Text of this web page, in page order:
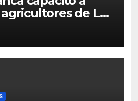
de La
manejo
de plagas,
y malezas.